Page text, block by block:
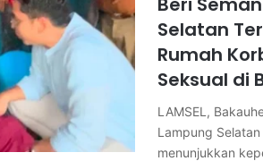
Selatan
Rumah
Seksual di
LAMSEL,
Lampung
menunjukkan